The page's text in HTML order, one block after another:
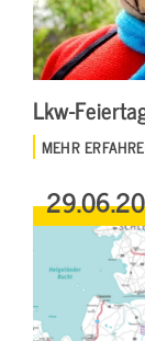
Lkw-
MEHR